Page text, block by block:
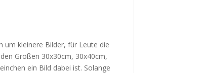
um kleinere Bilder, für Leute die
Größen 30x30cm, 30x40cm,
ein Bild dabei ist. Solange